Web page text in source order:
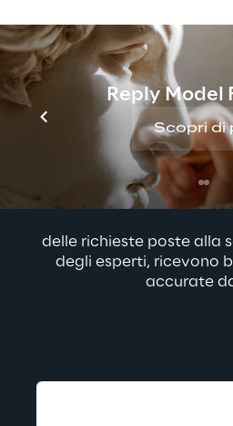
Reply Model
Scopri di
i documenti della
con successo
delle richieste poste alla
degli esperti, ricevono
accurate